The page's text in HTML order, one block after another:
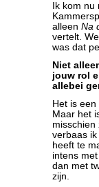
Ik kom
alleen Na
vertelt.
was dat
Niet
jouw rol
allebei
Het is
Maar het
misschien
verbaas
heeft te
intens
dan met
zijn.